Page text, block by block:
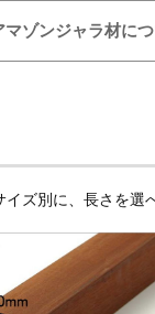
マゾンジャラ材に
ズ別に、長さを選